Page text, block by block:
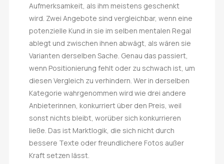
Aufmerksamkeit, als ihm meistens geschenkt
wird. Zwei Angebote sind vergleichbar, wenn eine
potenzielle Kund:in sie im selben mentalen Regal
ablegt und zwischen ihnen abwägt, als wären sie
Varianten derselben Sache. Genau das passiert,
wenn Positionierung fehlt oder zu schwach ist, um
diesen Vergleich zu verhindern. Wer in derselben
Kategorie wahrgenommen wird wie drei andere
Anbieterinnen, konkurriert über den Preis, weil
sonst nichts bleibt, worüber sich konkurrieren
ließe. Das ist Marktlogik, die sich nicht durch
bessere Texte oder freundlichere Fotos außer
Kraft setzen lässt.